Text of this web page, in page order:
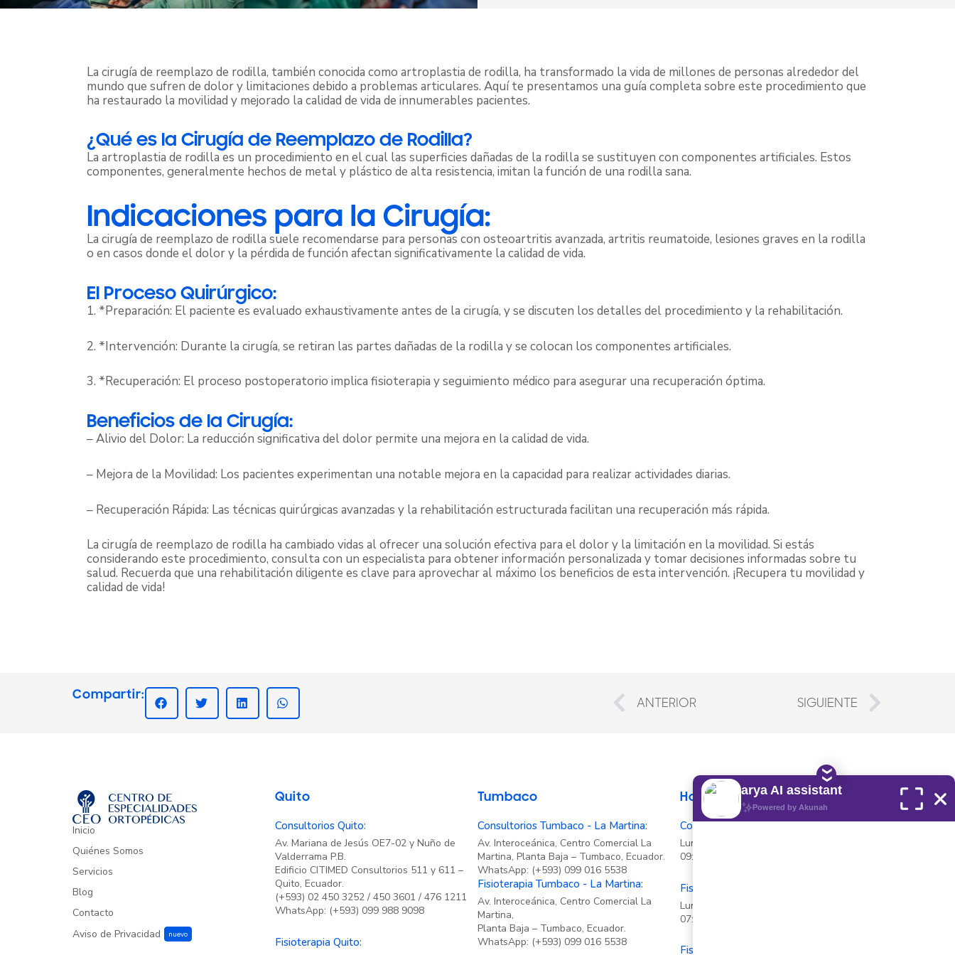
La cirugía de reemplazo de rodilla, también conocida como artroplastia de rodilla, ha transformado la vida de millones de personas alrededor del
mundo que sufren de dolor y limitaciones debido a problemas articulares. Aquí te presentamos una guía completa sobre este procedimiento que
ha restaurado la movilidad y mejorado la calidad de vida de innumerables pacientes.
¿Qué es la Cirugía de Reemplazo de Rodilla?
La artroplastia de rodilla es un procedimiento en el cual las superficies dañadas de la rodilla se sustituyen con componentes artificiales. Estos
componentes, generalmente hechos de metal y plástico de alta resistencia, imitan la función de una rodilla sana.
Indicaciones para la Cirugía:
La cirugía de reemplazo de rodilla suele recomendarse para personas con osteoartritis avanzada, artritis reumatoide, lesiones graves en la rodilla
o en casos donde el dolor y la pérdida de función afectan significativamente la calidad de vida.
El Proceso Quirúrgico:
1. *Preparación: El paciente es evaluado exhaustivamente antes de la cirugía, y se discuten los detalles del procedimiento y la rehabilitación.
2. *Intervención: Durante la cirugía, se retiran las partes dañadas de la rodilla y se colocan los componentes artificiales.
3. *Recuperación: El proceso postoperatorio implica fisioterapia y seguimiento médico para asegurar una recuperación óptima.
Beneficios de la Cirugía:
– Alivio del Dolor: La reducción significativa del dolor permite una mejora en la calidad de vida.
– Mejora de la Movilidad: Los pacientes experimentan una notable mejora en la capacidad para realizar actividades diarias.
– Recuperación Rápida: Las técnicas quirúrgicas avanzadas y la rehabilitación estructurada facilitan una recuperación más rápida.
La cirugía de reemplazo de rodilla ha cambiado vidas al ofrecer una solución efectiva para el dolor y la limitación en la movilidad. Si estás
considerando este procedimiento, consulta con un especialista para obtener información personalizada y tomar decisiones informadas sobre tu
salud. Recuerda que una rehabilitación diligente es clave para aprovechar al máximo los beneficios de esta intervención. ¡Recupera tu movilidad y
calidad de vida!
Compartir: Prev
ANTERIOR SIGUIENTE
Inicio
Quiénes Somos
Servicios
Blog
Contacto
Aviso de Privacidad
Quito
Consultorios Quito:
Av. Mariana de Jesús OE7-02 y Nuño de
Valderrama P.B.
Edificio CITIMED Consultorios 511 y 611 –
Quito, Ecuador.
(+593) 02 450 3252 / 450 3601 / 476 1211
WhatsApp: (+593) 099 988 9098
Fisioterapia Quito:
Tumbaco
Consultorios Tumbaco - La Martina:
Av. Interoceánica, Centro Comercial La
Martina, Planta Baja – Tumbaco, Ecuador.
WhatsApp: (+593) 099 016 5538
Fisioterapia Tumbaco - La Martina:
Av. Interoceánica, Centro Comercial La
Martina,
Planta Baja – Tumbaco, Ecuador.
WhatsApp: (+593) 099 016 5538
Horarios de Atención
Consulta Médica (citas)
Lunes a Viernes
09:30 hrs a 19:30 hrs
Fisioterapia Quito
Lunes a Viernes
07:00 hrs a 19:00 hrs
Fisioterapia Quito
arya AI assistant
Powered by Akunah
❮❮